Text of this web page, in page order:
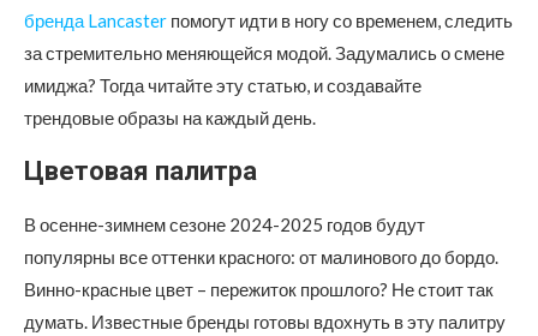
бренда Lancaster помогут идти в ногу со временем, следить
за стремительно меняющейся модой. Задумались о смене
имиджа? Тогда читайте эту статью, и создавайте
трендовые образы на каждый день.
Цветовая палитра
В осенне-зимнем сезоне 2024-2025 годов будут
популярны все оттенки красного: от малинового до бордо.
Винно-красные цвет – пережиток прошлого? Не стоит так
думать. Известные бренды готовы вдохнуть в эту палитру